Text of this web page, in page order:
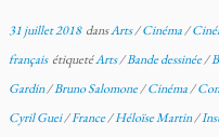
31 juillet 2018dansArts/Cinéma/
français étiquetéArts/Bande dessinée/
Gardin/Bruno Salomone/Cinéma/
Cyril Guei/France/Héloïse Martin/